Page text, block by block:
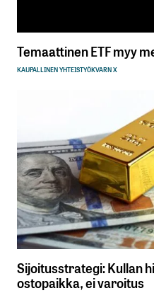
Temaattinen ETF myy
KAUPALLINEN YHTEISTYÖKVARN X
Sijoitusstrategi: Kullan
ostopaikka, ei varoitus